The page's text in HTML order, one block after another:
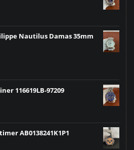
Nautilus Damas 35mm
116619LB-97209
AB0138241K1P1